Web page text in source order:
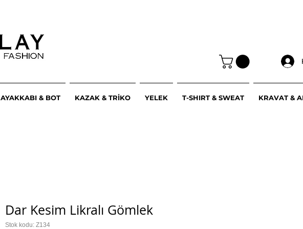
AYAKKABI & BOT KAZAK & TRİKO YELEK T-SHIRT & SWEAT KRAVAT &
Dar Kesim Likralı Gömlek
Stok kodu: Z134